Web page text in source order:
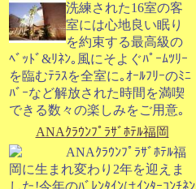
洗練された16室の客
室には心地良い眠り
を約束する最高級の
ﾍﾞｯﾄﾞ&ﾘﾈﾝ｡風にそよぐﾊﾟｰﾑﾂﾘｰ
を臨むﾃﾗｽを全室に｡ｵｰﾙﾌﾘｰのﾐﾆ
ﾊﾞｰなど解放された時間を満喫
できる数々の楽しみをご用意｡
ANAｸﾗｳﾝﾌﾟﾗｻﾞﾎﾃﾙ福岡
ANAｸﾗｳﾝﾌﾟﾗｻﾞﾎﾃﾙ福
岡に生まれ変わり2年を迎えま
した!今年のﾊﾞﾚﾝﾀｲﾝはｲﾝﾀｰｺﾝﾁﾈﾝ